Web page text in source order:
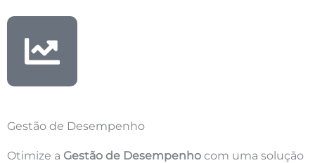
Gestão de Desempenho
Otimize a Gestão de Desempenho com uma solução